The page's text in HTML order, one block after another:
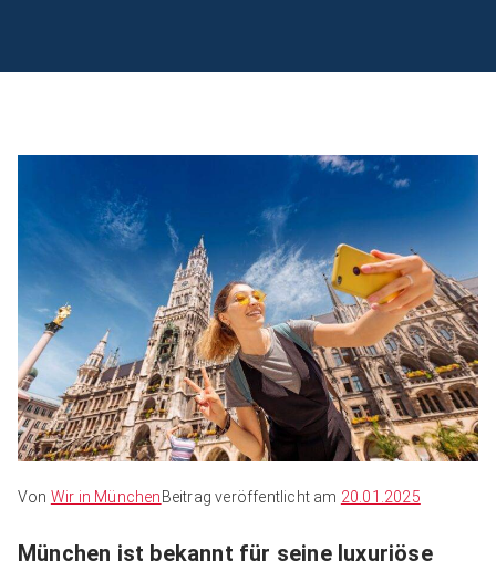
Von Wir in München Beitrag veröffentlicht am 20.01.2025
München ist bekannt für seine luxuriöse